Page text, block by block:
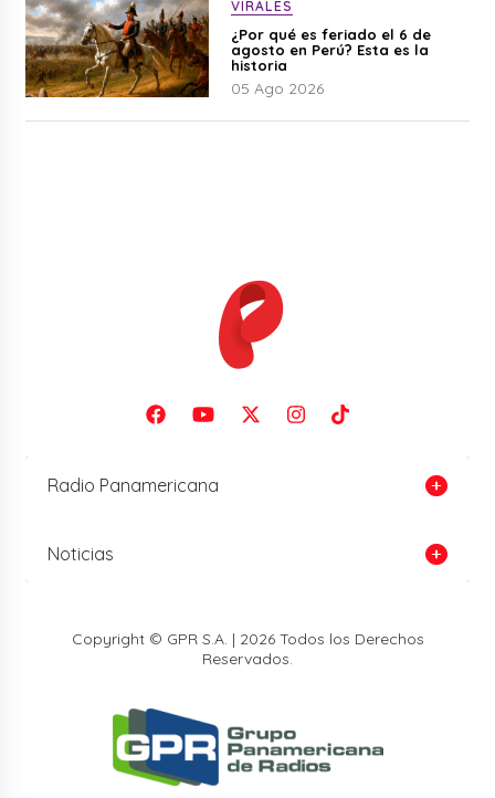
VIRALES
¿Por qué es feriado el 6 de
agosto en Perú? Esta es la
historia
05 Ago 2026
Radio Panamericana
Noticias
Copyright © GPR S.A. | 2026 Todos los Derechos
Reservados.